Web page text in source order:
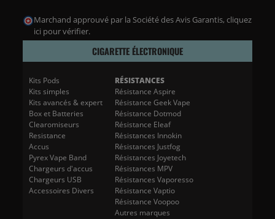
Marchand approuvé par la Société des Avis Garantis, cliquez
ici pour vérifier.
CIGARETTE ÉLECTRONIQUE
Kits Pods
Kits simples
Kits avancés & expert
Box et Batteries
Clearomiseurs
Resistance
Accus
Pyrex Vape Band
Chargeurs d'accus
Chargeurs USB
Accessoires Divers
RÉSISTANCES
Résistance Aspire
Résistance Geek Vape
Résistance Dotmod
Résistance Eleaf
Résistances Innokin
Résistances Justfog
Résistances Joyetech
Résistances MPV
Résistances Vaporesso
Résistance Vaptio
Résistance Voopoo
Autres marques